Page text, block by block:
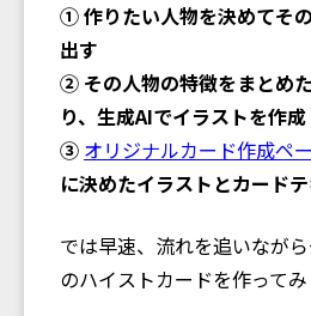
① 作りたい人物を決めてそ
出す
② その人物の特徴をまとめ
り、生成AIでイラストを作成
③ オリジナルカード作成ペ
に決めたイラストとカード
では早速、流れを追いなが
のハイストカードを作ってみ